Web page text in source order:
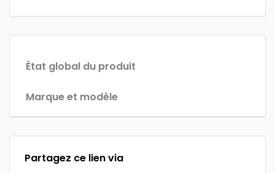
État global du produit
Marque et modèle
Partagez ce lien via